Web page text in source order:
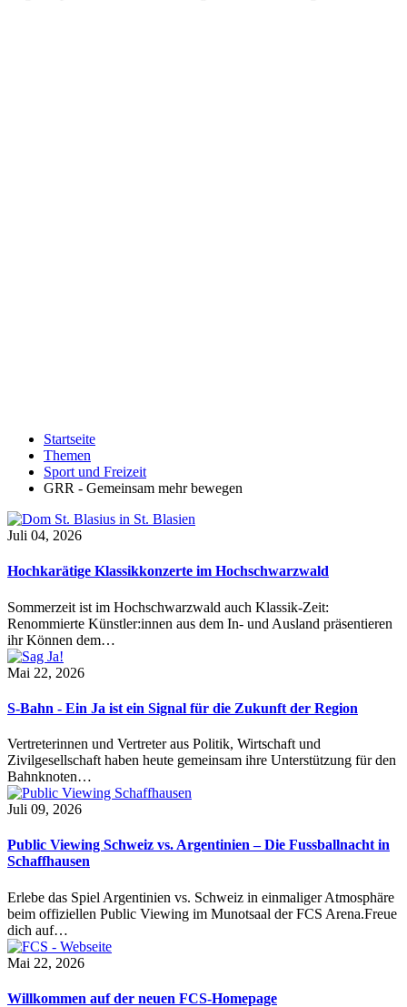
Startseite
Themen
Sport und Freizeit
GRR - Gemeinsam mehr bewegen
Juli 04, 2026
Hochkarätige Klassikkonzerte im Hochschwarzwald
Sommerzeit ist im Hochschwarzwald auch Klassik-Zeit:
Renommierte Künstler:innen aus dem In- und Ausland präsentieren
ihr Können dem…
Mai 22, 2026
S-Bahn - Ein Ja ist ein Signal für die Zukunft der Region
Vertreterinnen und Vertreter aus Politik, Wirtschaft und
Zivilgesellschaft haben heute gemeinsam ihre Unterstützung für den
Bahnknoten…
Juli 09, 2026
Public Viewing Schweiz vs. Argentinien – Die Fussballnacht in
Schaffhausen
Erlebe das Spiel Argentinien vs. Schweiz in einmaliger Atmosphäre
beim offiziellen Public Viewing im Munotsaal der FCS Arena.Freue
dich auf…
Mai 22, 2026
Willkommen auf der neuen FCS-Homepage